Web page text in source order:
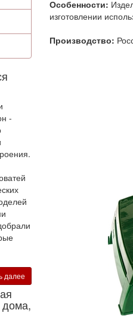
-
далее
дома,
Особенности:
изготовлении
Производство: